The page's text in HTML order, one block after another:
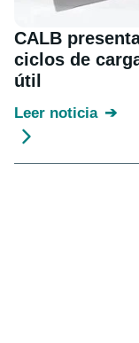
CALB
ciclos de
útil
Leer noticia